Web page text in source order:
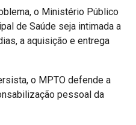
o Ministério Público
de Saúde seja intimada a
a aquisição e entrega
o MPTO defende a
pessoal da